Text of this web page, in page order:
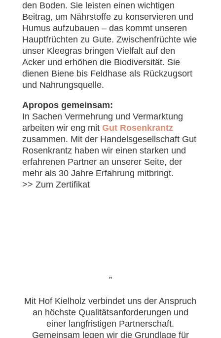
den Boden. Sie leisten einen wichtigen
Beitrag, um Nährstoffe zu konservieren und
Humus aufzubauen – das kommt unseren
Hauptfrüchten zu Gute. Zwischenfrüchte wie
unser Kleegras bringen Vielfalt auf den
Acker und erhöhen die Biodiversität. Sie
dienen Biene bis Feldhase als Rückzugsort
und Nahrungsquelle.
Apropos gemeinsam:
In Sachen Vermehrung und Vermarktung
arbeiten wir eng mit Gut Rosenkrantz
zusammen. Mit der Handelsgesellschaft Gut
Rosenkrantz haben wir einen starken und
erfahrenen Partner an unserer Seite, der
mehr als 30 Jahre Erfahrung mitbringt.
>> Zum Zertifikat
„
Mit Hof Kielholz verbindet uns der Anspruch
an höchste Qualitätsanforderungen und
einer langfristigen Partnerschaft.
Gemeinsam legen wir die Grundlage für